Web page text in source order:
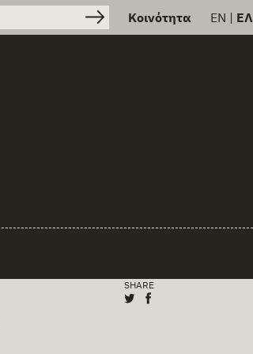
Κοινότητα EN | ΕΛ
SHARE
Share on X
Share on